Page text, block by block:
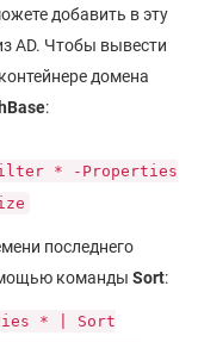
добавить в эту
AD. Чтобы вывести
домена
:
-Filter * -Properties
последнего
команды Sort:
* | Sort